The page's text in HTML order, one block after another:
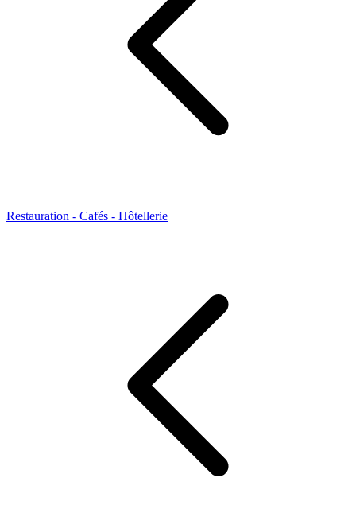
Restauration - Cafés - Hôtellerie